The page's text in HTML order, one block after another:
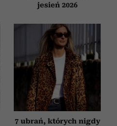
jesień 2026
7 ubrań, których nigdy